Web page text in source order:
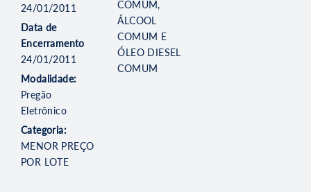
24/01/2011
Data de
Encerramento
24/01/2011
Modalidade:
Pregão
Eletrônico
Categoria:
MENOR PREÇO
POR LOTE
COMUM,
ÁLCOOL
COMUM E
ÓLEO DIESEL
COMUM